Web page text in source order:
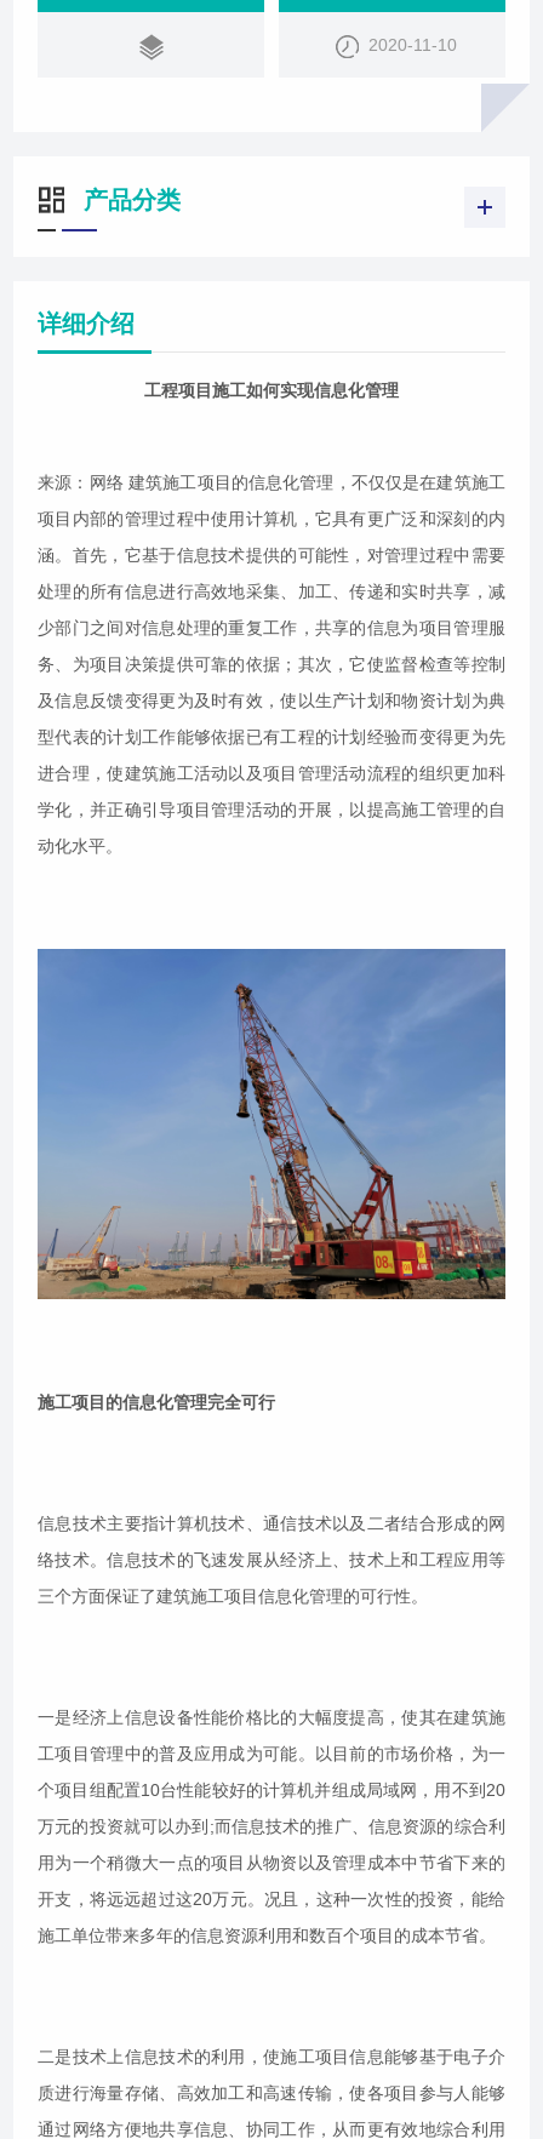
集、加工、传递和实时共享，减少
2020-11-10
产品分类
详细介绍
工程项目施工如何实现信息化管理
来源：网络 建筑施工项目的信息化管理，不仅仅是在建筑施工
项目内部的管理过程中使用计算机，它具有更广泛和深刻的内
涵。首先，它基于信息技术提供的可能性，对管理过程中需要
处理的所有信息进行高效地采集、加工、传递和实时共享，减
少部门之间对信息处理的重复工作，共享的信息为项目管理服
务、为项目决策提供可靠的依据；其次，它使监督检查等控制
及信息反馈变得更为及时有效，使以生产计划和物资计划为典
型代表的计划工作能够依据已有工程的计划经验而变得更为先
进合理，使建筑施工活动以及项目管理活动流程的组织更加科
学化，并正确引导项目管理活动的开展，以提高施工管理的自
动化水平。
施工项目的信息化管理完全可行
信息技术主要指计算机技术、通信技术以及二者结合形成的网
络技术。信息技术的飞速发展从经济上、技术上和工程应用等
三个方面保证了建筑施工项目信息化管理的可行性。
一是经济上信息设备性能价格比的大幅度提高，使其在建筑施
工项目管理中的普及应用成为可能。以目前的市场价格，为一
个项目组配置10台性能较好的计算机并组成局域网，用不到20
万元的投资就可以办到;而信息技术的推广、信息资源的综合利
用为一个稍微大一点的项目从物资以及管理成本中节省下来的
开支，将远远超过这20万元。况且，这种一次性的投资，能给
施工单位带来多年的信息资源利用和数百个项目的成本节省。
二是技术上信息技术的利用，使施工项目信息能够基于电子介
质进行海量存储、高效加工和高速传输，使各项目参与人能够
通过网络方便地共享信息、协同工作，从而更有效地综合利用